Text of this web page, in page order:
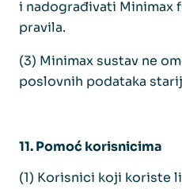
i nadograđivati Minimax
pravila.
(3) Minimax sustav ne
poslovnih podataka
11. Pomoć korisnicima
(1) Korisnici koji koriste